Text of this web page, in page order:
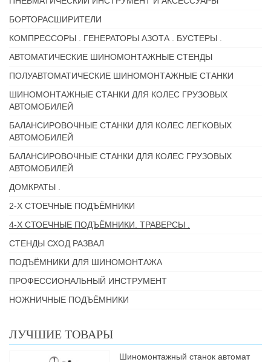
БОРТОРАСШИРИТЕЛИ
КОМПРЕССОРЫ . ГЕНЕРАТОРЫ АЗОТА . БУСТЕРЫ .
АВТОМАТИЧЕСКИЕ ШИНОМОНТАЖНЫЕ СТЕНДЫ
ПОЛУАВТОМАТИЧЕСКИЕ ШИНОМОНТАЖНЫЕ СТАНКИ
ШИНОМОНТАЖНЫЕ СТАНКИ ДЛЯ КОЛЕС ГРУЗОВЫХ
АВТОМОБИЛЕЙ
БАЛАНСИРОВОЧНЫЕ СТАНКИ ДЛЯ КОЛЕС ЛЕГКОВЫХ
АВТОМОБИЛЕЙ
БАЛАНСИРОВОЧНЫЕ СТАНКИ ДЛЯ КОЛЕС ГРУЗОВЫХ
АВТОМОБИЛЕЙ
ДОМКРАТЫ .
2-Х СТОЕЧНЫЕ ПОДЪЁМНИКИ
4-Х СТОЕЧНЫЕ ПОДЪЁМНИКИ. ТРАВЕРСЫ .
СТЕНДЫ СХОД РАЗВАЛ
ПОДЪЁМНИКИ ДЛЯ ШИНОМОНТАЖА
ПРОФЕССИОНАЛЬНЫЙ ИНСТРУМЕНТ
НОЖНИЧНЫЕ ПОДЪЁМНИКИ
ЛУЧШИЕ ТОВАРЫ
Шиномонтажный станок автомат